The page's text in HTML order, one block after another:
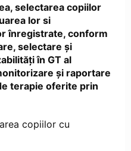
selectarea copiilor
lor si
înregistrate, conform
selectare și
în GT al
și raportare
terapie oferite prin
copiilor cu